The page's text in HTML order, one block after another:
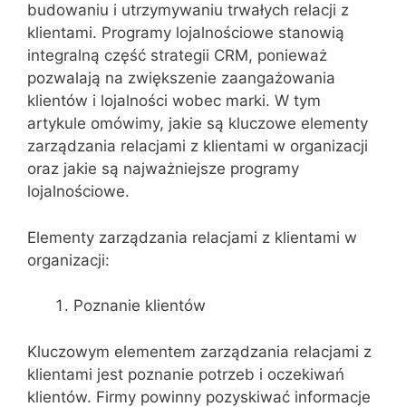
budowaniu i utrzymywaniu trwałych relacji z
klientami. Programy lojalnościowe stanowią
integralną część strategii CRM, ponieważ
pozwalają na zwiększenie zaangażowania
klientów i lojalności wobec marki. W tym
artykule omówimy, jakie są kluczowe elementy
zarządzania relacjami z klientami w organizacji
oraz jakie są najważniejsze programy
lojalnościowe.
Elementy zarządzania relacjami z klientami w
organizacji:
Poznanie klientów
Kluczowym elementem zarządzania relacjami z
klientami jest poznanie potrzeb i oczekiwań
klientów. Firmy powinny pozyskiwać informacje